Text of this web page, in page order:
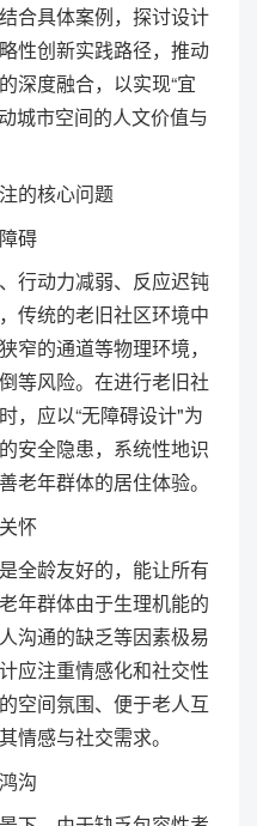
合具体案例，探讨设计
性创新实践路径，推动
深度融合，以实现“宜
城市空间的人文价值与
的核心问题
碍
行动力减弱、反应迟钝
传统的老旧社区环境中
窄的通道等物理环境，
等风险。在进行老旧社
，应以“无障碍设计"为
安全隐患，系统性地识
老年群体的居住体验。
怀
全龄友好的，能让所有
年群体由于生理机能的
沟通的缺乏等因素极易
应注重情感化和社交性
空间氛围、便于老人互
情感与社交需求。
沟